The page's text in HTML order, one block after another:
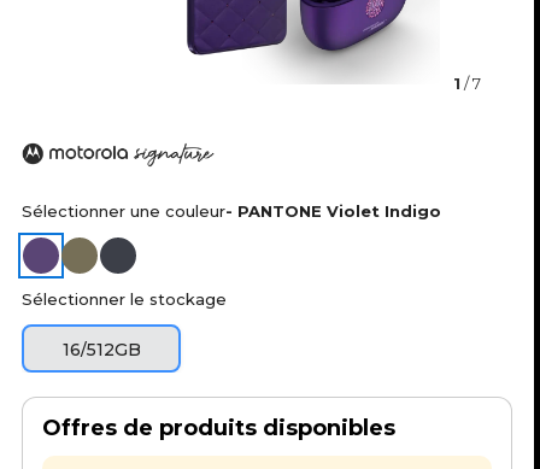
e
1 / 7
Sélectionner une couleur- PANTONE Violet Indigo
Sélectionner le stockage
16/512GB
Offres de produits disponibles